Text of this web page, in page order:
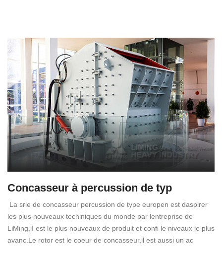
Concasseur à percussion de typ
La srie de concasseur percussion de type europen est daspirer
les plus nouveaux techiniques du monde par lentreprise de
LiMing,iI est le plus nouveaux de produit et confi le niveaux le plus
avanc.Le rotor est le coeur de concasseur,il est aussi un ac